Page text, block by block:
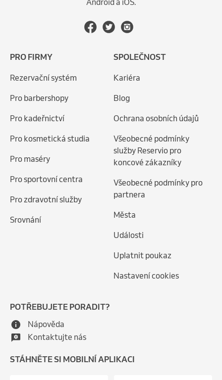
PRO FIRMY
Rezervační systém
Pro barbershopy
Pro kadeřnictví
Pro kosmetická studia
Pro maséry
Pro sportovní centra
Pro zdravotní služby
Srovnání
SPOLEČNOST
Kariéra
Blog
Ochrana osobních údajů
Všeobecné podmínky
služby Reservio pro
koncové zákazníky
Všeobecné podmínky pro
partnera
Města
Události
Uplatnit poukaz
Nastavení cookies
POTŘEBUJETE PORADIT?
Nápověda
Kontaktujte nás
STÁHNĚTE SI MOBILNÍ APLIKACI